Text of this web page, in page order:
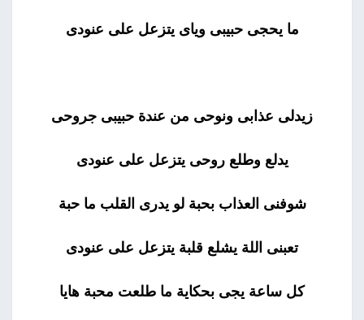
ما يحجى حبيبى وياى يتزعل على عنودى
زيدلى عذابى ونوحى من عندة حبيبى جروحى
يدلع وطلع روحى يتزعل على عنودى
شوفنى العذاب بحبة لو يدرى القلب ما حبة
تعبنى اللة يشلع قلبة يتزعل على عنودى
كل ساعة يجى بحكاية ما طلعت محبة هايا